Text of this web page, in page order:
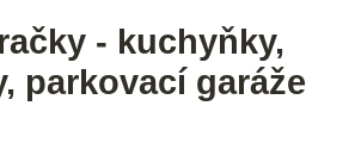
- kuchyňky,
parkovací garáže